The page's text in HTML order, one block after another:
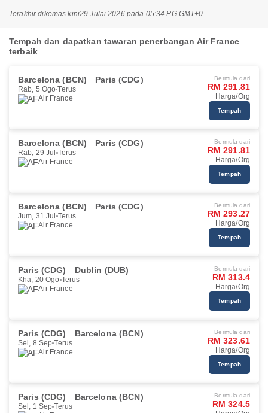
Terakhir dikemas kini29 Julai 2026 pada 05:34 PG GMT+0
Tempah dan dapatkan tawaran penerbangan Air France
terbaik
Barcelona (BCN) Paris (CDG)
Rab, 5 Ogo Terus
Air France
Bermula dari
RM 291.81
Harga/Org
Tempah
Barcelona (BCN) Paris (CDG)
Rab, 29 Jul Terus
Air France
Bermula dari
RM 291.81
Harga/Org
Tempah
Barcelona (BCN) Paris (CDG)
Jum, 31 Jul Terus
Air France
Bermula dari
RM 293.27
Harga/Org
Tempah
Paris (CDG) Dublin (DUB)
Kha, 20 Ogo Terus
Air France
Bermula dari
RM 313.4
Harga/Org
Tempah
Paris (CDG) Barcelona (BCN)
Sel, 8 Sep Terus
Air France
Bermula dari
RM 323.61
Harga/Org
Tempah
Paris (CDG) Barcelona (BCN)
Sel, 1 Sep Terus
Bermula dari
RM 324.5